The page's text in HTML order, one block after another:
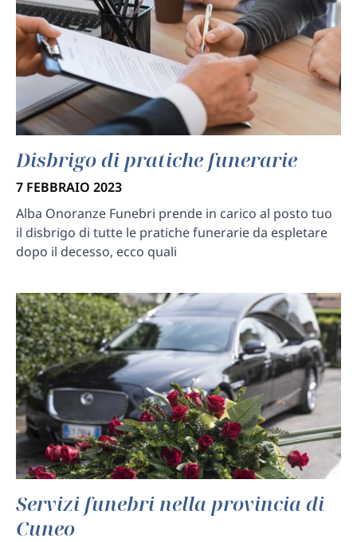
Disbrigo di pratiche funerarie
7 FEBBRAIO 2023
Alba Onoranze Funebri prende in carico al posto tuo
il disbrigo di tutte le pratiche funerarie da espletare
dopo il decesso, ecco quali
Servizi funebri nella provincia di
Cuneo